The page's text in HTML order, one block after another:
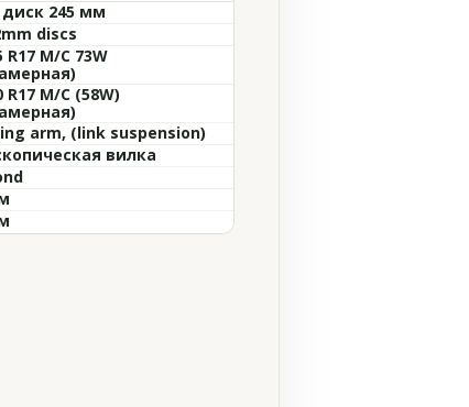
245 мм
discs
R17 M/C 73W
R17 M/C (58W)
arm, (link suspension)
вилка